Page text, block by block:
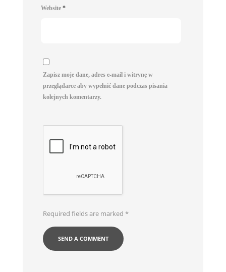
Website *
Zapisz moje dane, adres e-mail i witrynę w
przeglądarce aby wypełnić dane podczas pisania
kolejnych komentarzy.
Required fields are marked *